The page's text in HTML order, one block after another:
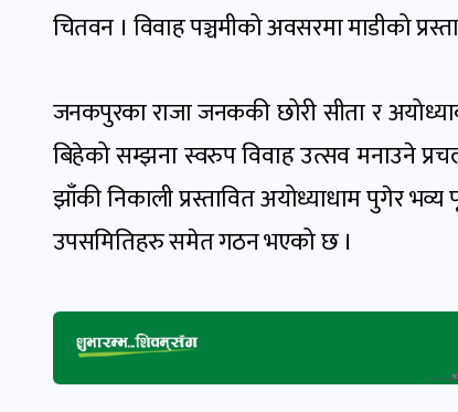
चितवन । विवाह पञ्चमीको अवसरमा माडीको
जनकपुरका राजा जनककी छोरी सीता र
बिहेको सम्झना स्वरुप विवाह उत्सव मनाउने
झाँकी निकाली प्रस्तावित अयोध्याधाम पुगेर
उपसमितिहरु समेत गठन भएको छ ।